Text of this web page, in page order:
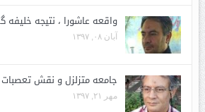
واقعه عاشورا ، نتیجه خلیفه
آبان ۰۸, ۱۳۹۷
جامعه متزلزل و نقش
مهر ۲۱, ۱۳۹۷